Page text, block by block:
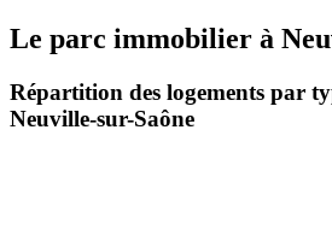
Le parc immobilier à
Répartition des logements par
Neuville-sur-Saône